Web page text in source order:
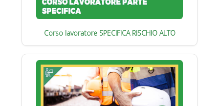
Corso lavoratore SPECIFICA RISCHIO ALTO